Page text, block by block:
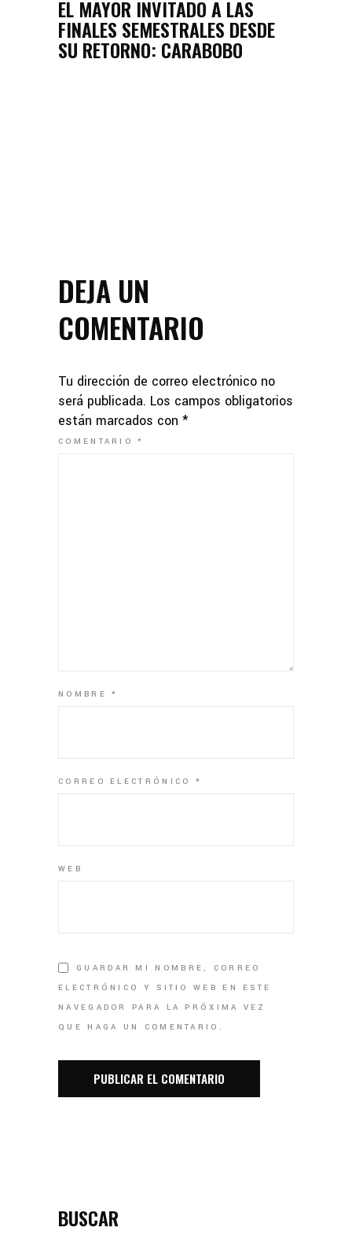
EL MAYOR INVITADO A LAS
FINALES SEMESTRALES DESDE
SU RETORNO: CARABOBO
DEJA UN
COMENTARIO
Tu dirección de correo electrónico no
será publicada. Los campos obligatorios
están marcados con *
COMENTARIO*
NOMBRE*
CORREO ELECTRÓNICO *
WEB
GUARDAR MI NOMBRE, CORREO
ELECTRÓNICO Y SITIO WEB EN ESTE
NAVEGADOR PARA LA PRÓXIMA VEZ
QUE HAGA UN COMENTARIO.
BUSCAR